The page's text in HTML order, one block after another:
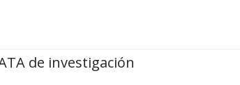
de investigación